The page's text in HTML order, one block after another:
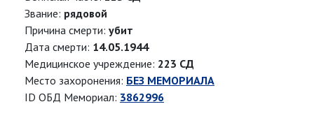
Звание: рядовой
Причина смерти: убит
Дата смерти: 14.05.1944
Медицинское учреждение: 223 СД
Место захоронения: БЕЗ МЕМОРИАЛА
ID ОБД Мемориал: 3862996